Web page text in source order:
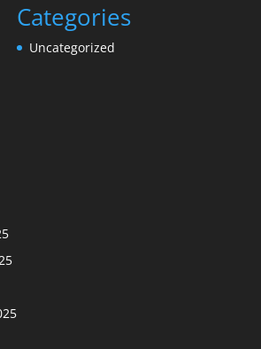
Categories
Uncategorized